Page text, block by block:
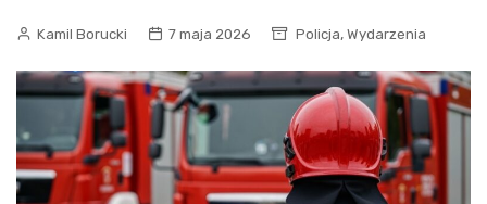
Kamil Borucki 7 maja 2026 Policja, Wydarzenia